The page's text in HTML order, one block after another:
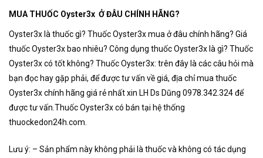
MUA THUỐC Oyster3x Ở ĐÂU CHÍNH HÃNG?
Oyster3x là thuốc gì? Thuốc Oyster3x mua ở đâu chính hãng? Giá
thuốc Oyster3x bao nhiêu? Công dụng thuốc Oyster3x là gì? Thuốc
Oyster3x có tốt không? Thuốc Oyster3x: trên đây là các câu hỏi mà
bạn đọc hay gặp phải, để được tư vấn về giá, địa chỉ mua thuốc
Oyster3x chính hãng giá rẻ nhất xin LH Ds Dũng 0978.342.324 để
được tư vấn.Thuốc Oyster3x có bán tại hệ thống
thuockedon24h.com.
Lưu ý: – Sản phẩm này không phải là thuốc và không có tác dụng